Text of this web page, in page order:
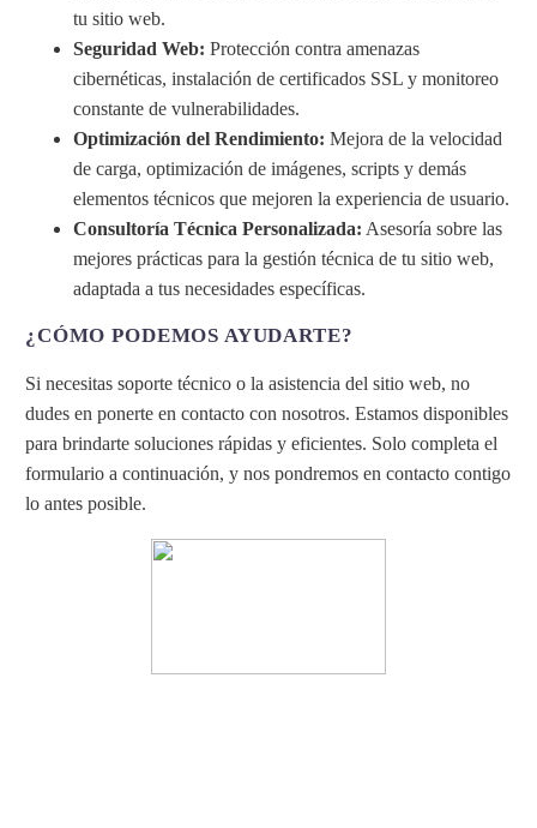
tu sitio web.
Seguridad Web: Protección contra amenazas
cibernéticas, instalación de certificados SSL y monitoreo
constante de vulnerabilidades.
Optimización del Rendimiento: Mejora de la velocidad
de carga, optimización de imágenes, scripts y demás
elementos técnicos que mejoren la experiencia de usuario.
Consultoría Técnica Personalizada: Asesoría sobre las
mejores prácticas para la gestión técnica de tu sitio web,
adaptada a tus necesidades específicas.
¿CÓMO PODEMOS AYUDARTE?
Si necesitas soporte técnico o la asistencia del sitio web, no
dudes en ponerte en contacto con nosotros. Estamos disponibles
para brindarte soluciones rápidas y eficientes. Solo completa el
formulario a continuación, y nos pondremos en contacto contigo
lo antes posible.